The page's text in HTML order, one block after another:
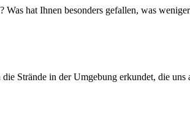
hat Ihnen besonders gefallen, was
Strände in der Umgebung erkundet, die